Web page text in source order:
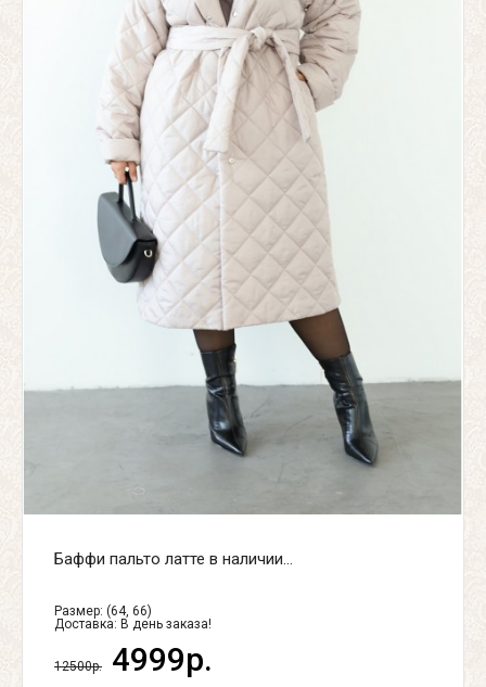
Баффи пальто латте в наличии...
Размер: (64, 66)
Доставка: В день заказа!
12500р. 4999р.